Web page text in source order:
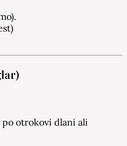
po otrokovi dlani ali